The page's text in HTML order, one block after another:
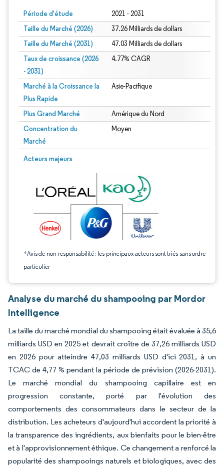
Période d'étude 2021 - 2031
Taille du Marché (2026) 37.26 Milliards de dollars
Taille du Marché (2031) 47.03 Milliards de dollars
Taux de croissance (2026
- 2031)
4.77% CAGR
Marché à la Croissance la
Plus Rapide
Asie-Pacifique
Plus Grand Marché Amérique du Nord
Concentration du
Marché
Moyen
Acteurs majeurs
*Avis de non-responsabilité : les principaux acteurs sont triés sans ordre
particulier
Image © Mordor Intelligence. La réutilisation nécessite une attribution sous CC
Analyse du marché du shampooing par Mordor
Intelligence
La taille du marché mondial du shampooing était évaluée à 35,6
milliards USD en 2025 et devrait croître de 37,26 milliards USD
en 2026 pour atteindre 47,03 milliards USD d'ici 2031, à un
TCAC de 4,77 % pendant la période de prévision (2026-2031).
Le marché mondial du shampooing capillaire est en
progression constante, porté par l'évolution des
comportements des consommateurs dans le secteur de la
distribution. Les acheteurs d'aujourd'hui accordent la priorité à
la transparence des ingrédients, aux bienfaits pour le bien-être
et à l'approvisionnement éthique. Ce changement a renforcé la
popularité des shampooings naturels et biologiques, avec des